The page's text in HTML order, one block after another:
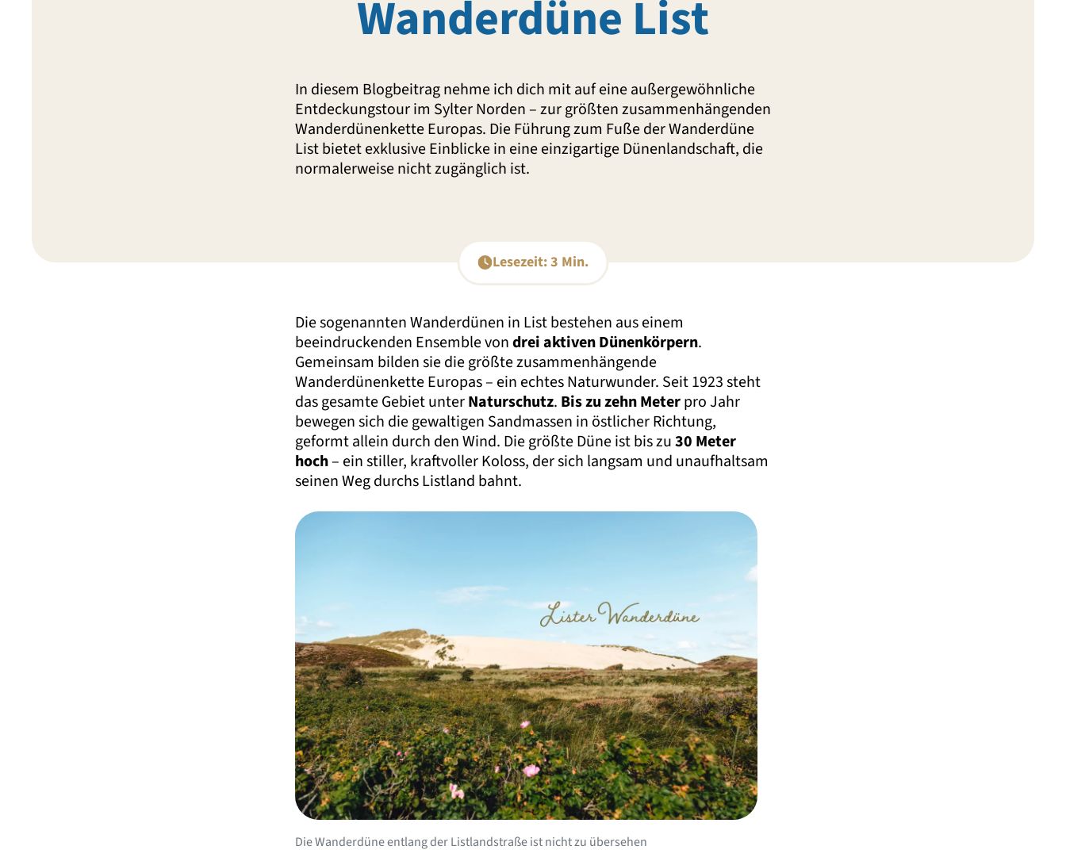
Wanderdüne List
In diesem Blogbeitrag nehme ich dich mit auf eine außergewöhnliche
Entdeckungstour im Sylter Norden – zur größten zusammenhängenden
Wanderdünenkette Europas. Die Führung zum Fuße der Wanderdüne
List bietet exklusive Einblicke in eine einzigartige Dünenlandschaft, die
normalerweise nicht zugänglich ist.
Lesezeit: 3 Min.
Die sogenannten Wanderdünen in List bestehen aus einem
beeindruckenden Ensemble vondrei aktiven Dünenkörpern.
Gemeinsam bilden sie die größte zusammenhängende
Wanderdünenkette Europas – ein echtes Naturwunder. Seit 1923 steht
das gesamte Gebiet unterNaturschutz. Bis zu zehn Meterpro Jahr
bewegen sich die gewaltigen Sandmassen in östlicher Richtung,
geformt allein durch den Wind. Die größte Düne ist bis zu30 Meter
hoch– ein stiller, kraftvoller Koloss, der sich langsam und unaufhaltsam
seinen Weg durchs Listland bahnt.
Die Wanderdüne entlang der Listlandstraße ist nicht zu übersehen